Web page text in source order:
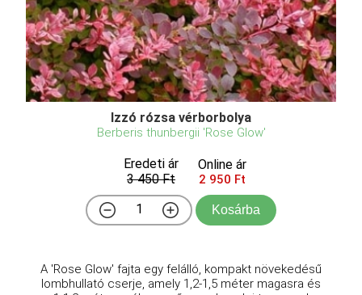
Izzó rózsa vérborbolya
Berberis thunbergii 'Rose Glow'
Eredeti ár
3 450 Ft
Online ár
2 950 Ft
Kosárba
A 'Rose Glow' fajta egy felálló, kompakt növekedésű
lombhullató cserje, amely 1,2-1,5 méter magasra és